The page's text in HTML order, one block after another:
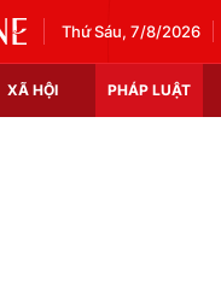
Thứ Sáu, 7/8/2026
XÃ HỘI PHÁP LUẬT